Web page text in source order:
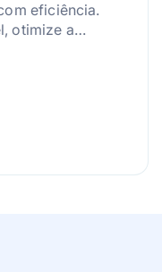
eficiência.
otimize a